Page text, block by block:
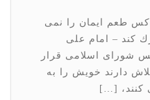
ایمان را نمی
امام علی
اسلامی قرار
خویش را به
[…]